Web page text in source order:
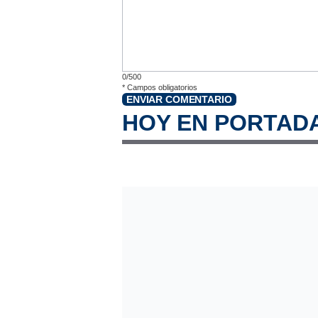
0/500
* Campos obligatorios
ENVIAR COMENTARIO
HOY EN